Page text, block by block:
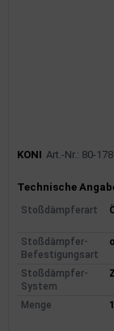
KONI Art.-Nr.: 80-
Technische
Stoßdämpferart
Stoßdämpfer-
Befestigungsart
Stoßdämpfer-
System
Menge 1